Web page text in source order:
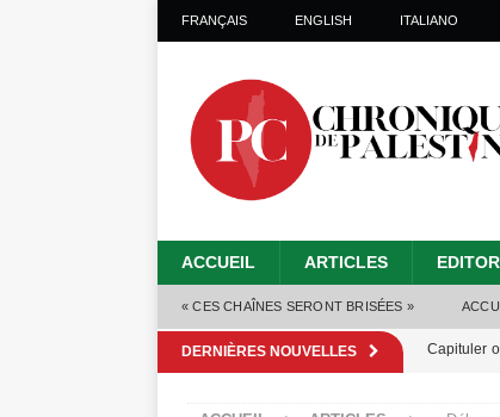
FRANÇAIS ENGLISH ITALIANO
ACCUEIL ARTICLES
« CES CHAÎNES SERONT BRISÉES »
DERNIÈRES NOUVELLES Capituler